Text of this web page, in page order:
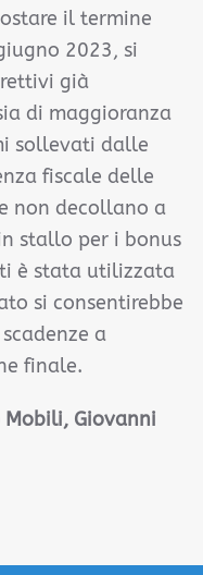
il termine
2023, si
già
di maggioranza
sollevati dalle
fiscale delle
non decollano a
stallo per i bonus
è stata utilizzata
si consentirebbe
a
finale.
Mobili, Giovanni